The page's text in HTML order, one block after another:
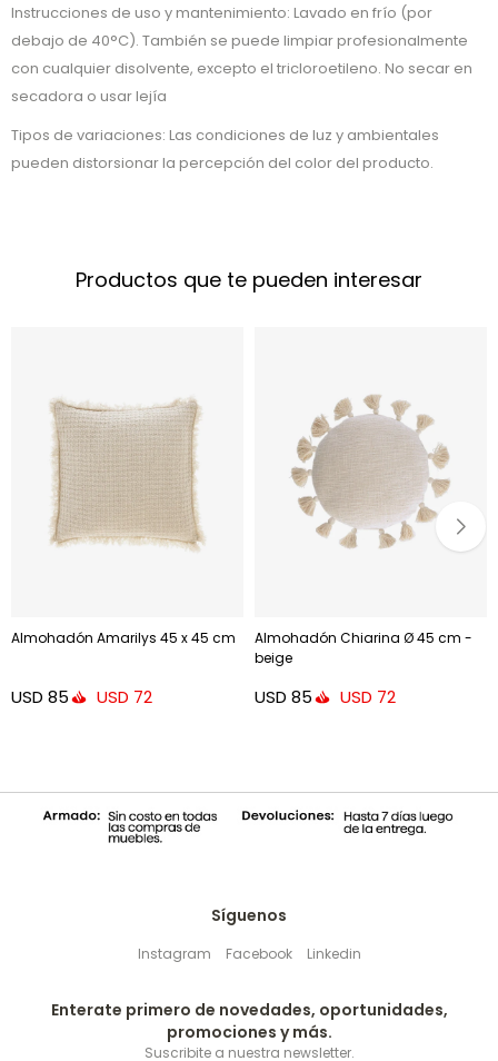
Instrucciones de uso y mantenimiento: Lavado en frío (por
debajo de 40°C). También se puede limpiar profesionalmente
con cualquier disolvente, excepto el tricloroetileno. No secar en
secadora o usar lejía
Tipos de variaciones: Las condiciones de luz y ambientales
pueden distorsionar la percepción del color del producto.
Productos que te pueden interesar
Almohadón Amarilys 45 x 45 cm
USD 85 USD 72
Almohadón Chiarina Ø 45 cm -
beige
USD 85 USD 72
Síguenos
Instagram Facebook Linkedin
Enterate primero de novedades, oportunidades,
promociones y más.
Suscribite a nuestra newsletter.